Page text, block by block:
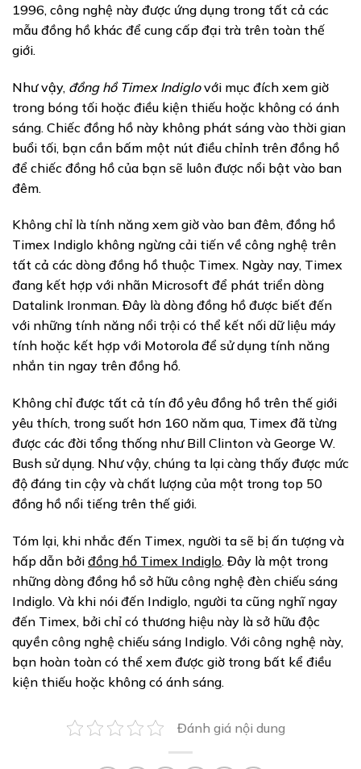
1996, công nghệ này được ứng dụng trong tất cả các
mẫu đồng hồ khác để cung cấp đại trà trên toàn thế
giới.
Như vậy, đồng hồ Timex Indiglovới mục đích xem giờ
trong bóng tối hoặc điều kiện thiếu hoặc không có ánh
sáng. Chiếc đồng hồ này không phát sáng vào thời gian
buổi tối, bạn cần bấm một nút điều chỉnh trên đồng hồ
để chiếc đồng hồ của bạn sẽ luôn được nổi bật vào ban
đêm.
Không chỉ là tính năng xem giờ vào ban đêm, đồng hồ
Timex Indiglo không ngừng cải tiến về công nghệ trên
tất cả các dòng đồng hồ thuộc Timex. Ngày nay, Timex
đang kết hợp với nhãn Microsoft để phát triển dòng
Datalink Ironman. Đây là dòng đồng hồ được biết đến
với những tính năng nổi trội có thể kết nối dữ liệu máy
tính hoặc kết hợp với Motorola để sử dụng tính năng
nhắn tin ngay trên đồng hồ.
Không chỉ được tất cả tín đồ yêu đồng hồ trên thế giới
yêu thích, trong suốt hơn 160 năm qua, Timex đã từng
được các đời tổng thống như Bill Clinton và George W.
Bush sử dụng. Như vậy, chúng ta lại càng thấy được mức
độ đáng tin cậy và chất lượng của một trong top 50
đồng hồ nổi tiếng trên thế giới.
Tóm lại, khi nhắc đến Timex, người ta sẽ bị ấn tượng và
hấp dẫn bởi đồng hồ Timex Indiglo. Đây là một trong
những dòng đồng hồ sở hữu công nghệ đèn chiếu sáng
Indiglo. Và khi nói đến Indiglo, người ta cũng nghĩ ngay
đến Timex, bởi chỉ có thương hiệu này là sở hữu độc
quyền công nghệ chiếu sáng Indiglo. Với công nghệ này,
bạn hoàn toàn có thể xem được giờ trong bất kể điều
kiện thiếu hoặc không có ánh sáng.
Đánh giá nội dung